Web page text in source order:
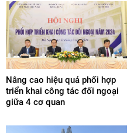
Nâng cao hiệu quả phối hợp
triển khai công tác đối ngoại
giữa 4 cơ quan